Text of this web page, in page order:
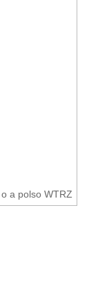
a polso WTRZ